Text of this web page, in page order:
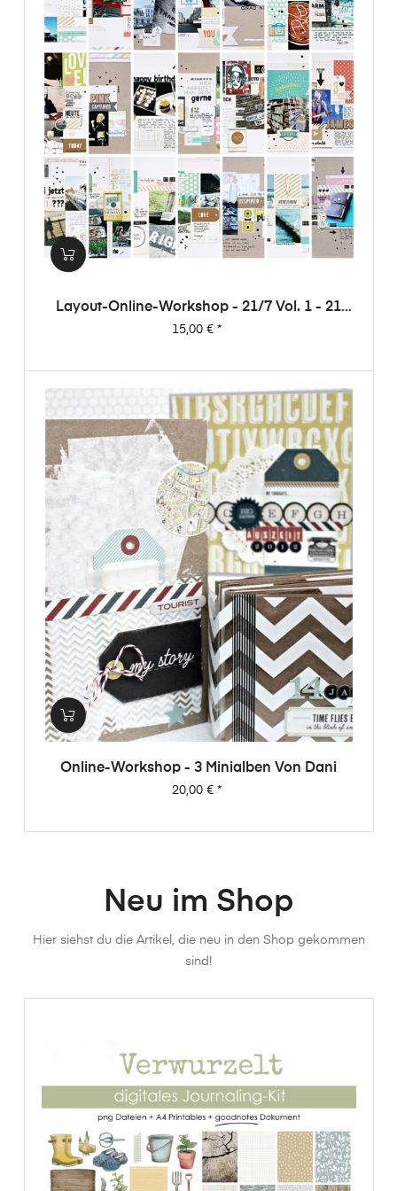
Layout-Online-Workshop - 21/7 Vol. 1 - 21
Layouts Aus 7 Papieren (von Dani)
Preis
15,00 €*
Online-Workshop - 3 Minialben Von Dani
Preis
20,00 €*
Neu im Shop
Hier siehst du die Artikel, die neu in den Shop gekommen
sind!